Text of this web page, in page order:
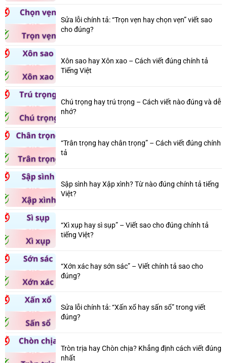
Sửa lỗi chính tả: “Trọn vẹn hay chọn vẹn” viết sao
cho đúng?
Xôn sao hay Xôn xao – Cách viết đúng chính tả
Tiếng Việt
Chú trọng hay trú trọng – Cách viết nào đúng và dễ
nhớ?
“Trân trọng hay chân trọng” – Cách viết đúng chính
tả
Sập sình hay Xập xình? Từ nào đúng chính tả tiếng
Việt?
“Xì xụp hay sì sụp” – Viết sao cho đúng chính tả
tiếng Việt?
“Xớn xác hay sớn sác” – Viết chính tả sao cho
đúng?
Sửa lỗi chính tả: “Xấn xổ hay sấn sổ” trong viết
đúng?
Tròn trịa hay Chòn chịa? Khẳng định cách viết đúng
nhất